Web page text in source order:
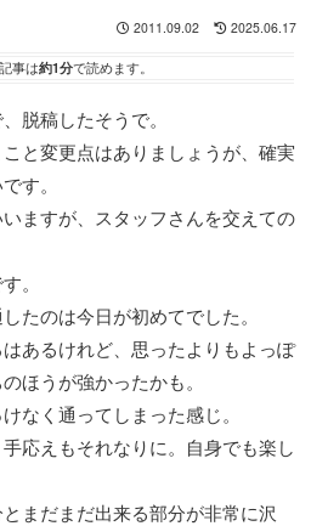
2011.09.02 2025.06.17
事は約1分で読めます。
脱稿したそうで。
と変更点はありましょうが、確実
す。
ますが、スタッフさんを交えての
。
たのは今日が初めてでした。
あるけれど、思ったよりもよっぽ
ほうが強かったかも。
なく通ってしまった感じ。
応えもそれなりに。自身でも楽し
まだまだ出来る部分が非常に沢